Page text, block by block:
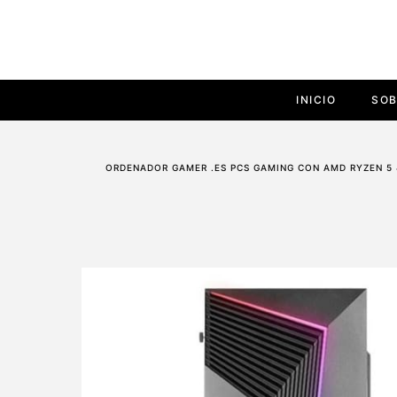
INICIO
ORDENADOR GAMER .ES PCS GAMING CON AMD